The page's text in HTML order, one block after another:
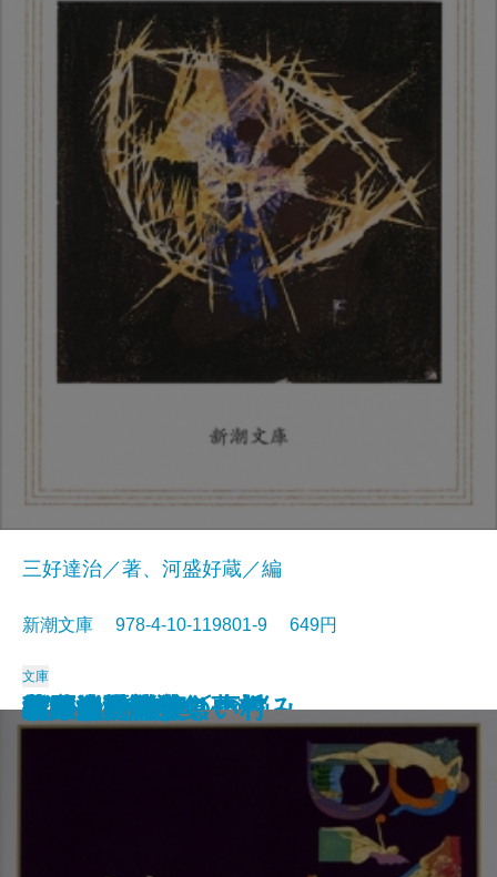
孤独な散歩者の夢想
ゲーテ詩集
脂肪の塊・テリエ館
パルムの僧院〔下〕
巴里の憂鬱
若きウェルテルの悩み
ハイネ詩集
女の一生
パルムの僧院〔上〕
三好達治詩集
三好達治／著、河盛好蔵／編
新潮文庫 978-4-10-119801-9 649円
文庫
バイロン詩集
春琴抄
風立ちぬ・美しい村
ヴィヨンの妻
北原白秋詩集
萩原朔太郎詩集
ヘッセ詩集
春の嵐
椿姫
春